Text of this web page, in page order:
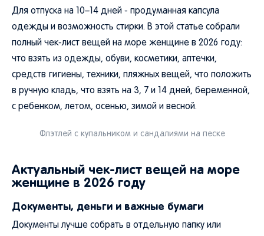
Для отпуска на 10–14 дней - продуманная капсула
одежды и возможность стирки. В этой статье собрали
полный чек-лист вещей на море женщине в 2026 году:
что взять из одежды, обуви, косметики, аптечки,
средств гигиены, техники, пляжных вещей, что положить
в ручную кладь, что взять на 3, 7 и 14 дней, беременной,
с ребенком, летом, осенью, зимой и весной.
Флэтлей с купальником и сандалиями на песке
Актуальный чек-лист вещей на море
женщине в 2026 году
Документы, деньги и важные бумаги
Документы лучше собрать в отдельную папку или